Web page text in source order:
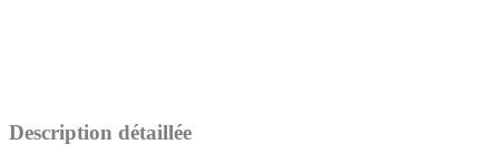
Description détaillée